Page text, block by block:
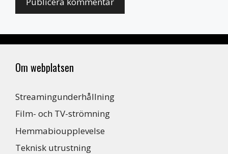
Om webplatsen
Streamingunderhållning
Film- och TV-strömning
Hemmabioupplevelse
Teknisk utrustning